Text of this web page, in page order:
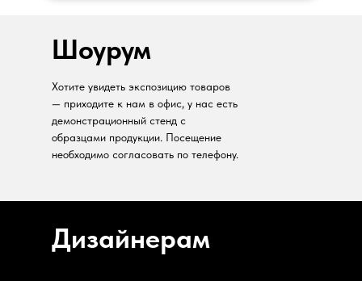
Шоурум
Хотите увидеть экспозицию товаров
— приходите к нам в офис, у нас есть
демонстрационный стенд с
образцами продукции. Посещение
необходимо согласовать по телефону.
Дизайнерам